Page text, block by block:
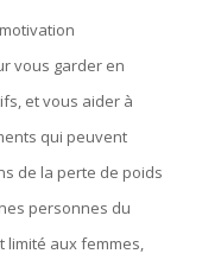
vous garder en
et vous aider à
qui peuvent
de la perte de poids
personnes du
limité aux femmes,